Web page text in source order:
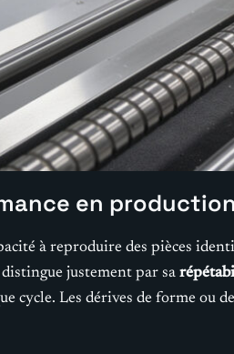
en
à reproduire des pièces
distingue justement par sa
cycle. Les dérives de forme ou